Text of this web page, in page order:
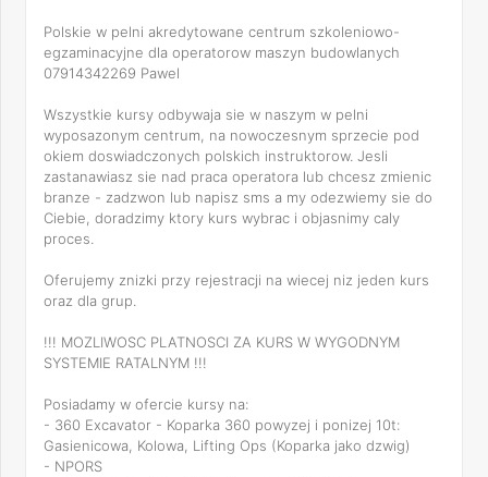
Polskie w pelni akredytowane centrum szkoleniowo-
egzaminacyjne dla operatorow maszyn budowlanych
07914342269 Pawel
Wszystkie kursy odbywaja sie w naszym w pelni
wyposazonym centrum, na nowoczesnym sprzecie pod
okiem doswiadczonych polskich instruktorow. Jesli
zastanawiasz sie nad praca operatora lub chcesz zmienic
branze - zadzwon lub napisz sms a my odezwiemy sie do
Ciebie, doradzimy ktory kurs wybrac i objasnimy caly
proces.
Oferujemy znizki przy rejestracji na wiecej niz jeden kurs
oraz dla grup.
!!! MOZLIWOSC PLATNOSCI ZA KURS W WYGODNYM
SYSTEMIE RATALNYM !!!
Posiadamy w ofercie kursy na:
- 360 Excavator - Koparka 360 powyzej i ponizej 10t:
Gasienicowa, Kolowa, Lifting Ops (Koparka jako dzwig)
- NPORS